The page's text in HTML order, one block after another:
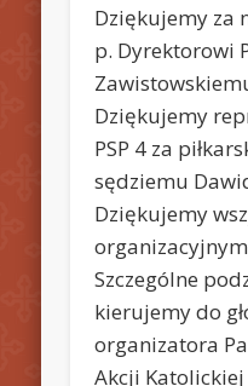
Dziękujemy za
p. Dyrektorowi
Dziękujemy
PSP 4 za
sędziemu
Dziękujemy
Szczególne
kierujemy do
organizatora
Akcji Katolickiej